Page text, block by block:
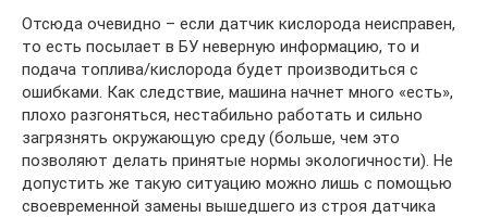
Отсюда очевидно – если датчик кислорода неисправен,
то есть посылает в БУ неверную информацию, то и
подача топлива/кислорода будет производиться с
ошибками. Как следствие, машина начнет много «есть»,
плохо разгоняться, нестабильно работать и сильно
загрязнять окружающую среду (больше, чем это
позволяют делать принятые нормы экологичности). Не
допустить же такую ситуацию можно лишь с помощью
своевременной замены вышедшего из строя датчика